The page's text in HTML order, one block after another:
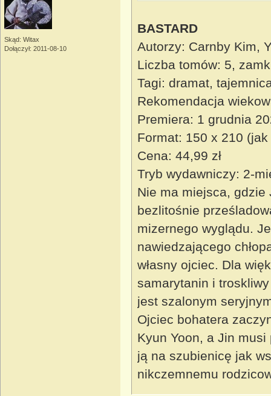
Skąd: Witax
Dołączył: 2011-08-10
BASTARD
Autorzy: Carnby Kim,
Liczba tomów: 5,
Tagi: dramat,
Rekomendacja
Premiera: 1 grudnia
Format: 150 x 210
Cena: 44,99 zł
Tryb wydawniczy: 2-
Nie ma miejsca, gdzie
bezlitośnie
mizernego wyglądu.
nawiedzającego
własny ojciec. Dla
samarytanin i
jest szalonym
Ojciec bohatera
Kyun Yoon, a Jin
ją na szubienicę jak
nikczemnemu